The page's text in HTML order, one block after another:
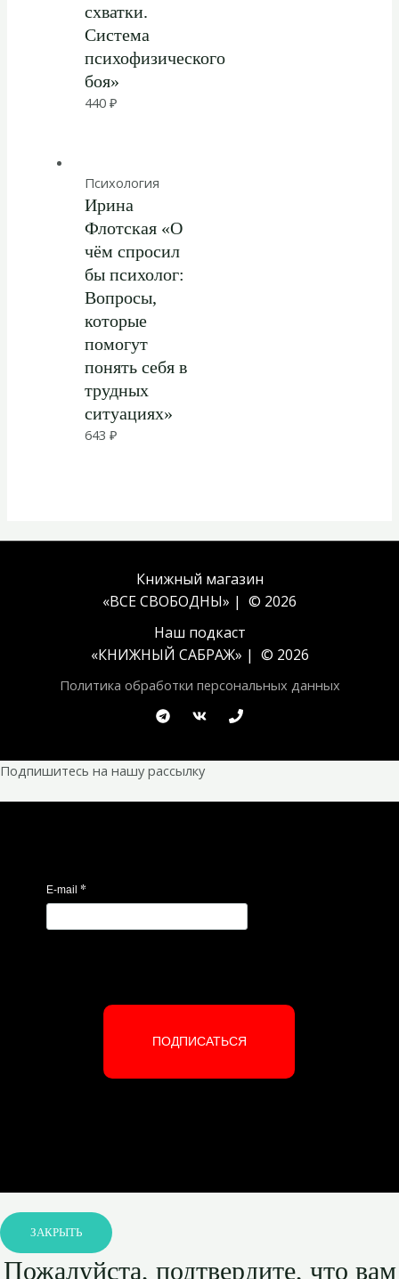
схватки.
Система
психофизического
боя»
440₽
Психология
Ирина
Флотская «О
чём спросил
бы психолог:
Вопросы,
которые
помогут
понять себя в
трудных
ситуациях»
643₽
Книжный магазин
«ВСЕ СВОБОДНЫ» | © 2026
Наш подкаст
«КНИЖНЫЙ САБРАЖ» | © 2026
Политика обработки персональных данных
Подпишитесь на нашу рассылку
E-mail *
ПОДПИСАТЬСЯ
ЗАКРЫТЬ
Пожалуйста, подтвердите, что вам